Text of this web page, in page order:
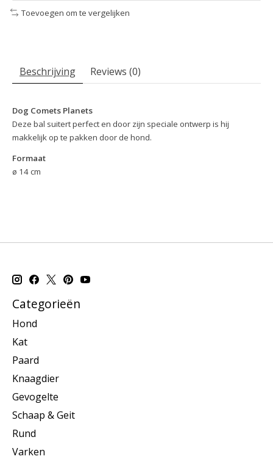
Toevoegen om te vergelijken
Beschrijving Reviews (0)
Dog Comets Planets
Deze bal suitert perfect en door zijn speciale ontwerp is hij
makkelijk op te pakken door de hond.
Formaat
ø 14 cm
Categorieën
Hond
Kat
Paard
Knaagdier
Gevogelte
Schaap & Geit
Rund
Varken